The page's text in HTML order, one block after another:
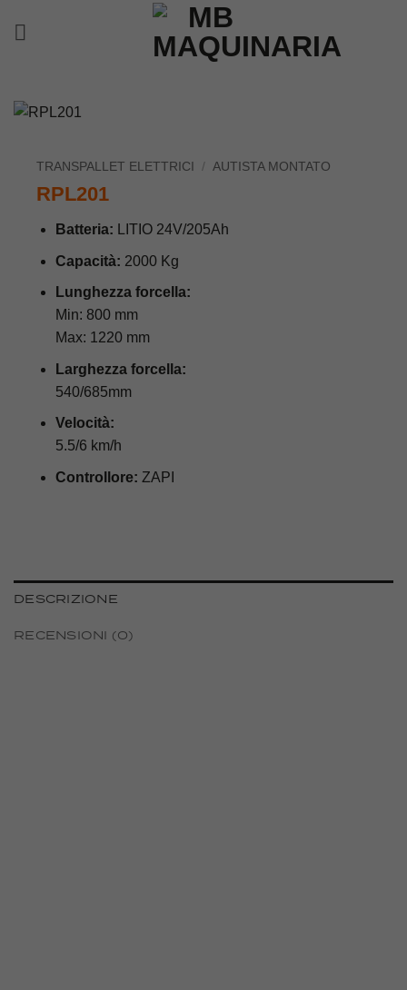
TRANSPALLET ELETTRICI / AUTISTA MONTATO
RPL201
Batteria: LITIO 24V/205Ah
Capacità: 2000 Kg
Lunghezza forcella:
Min: 800 mm
Max: 1220 mm
Larghezza forcella:
540/685mm
Velocità:
5.5/6 km/h
Controllore: ZAPI
DESCRIZIONE
RECENSIONI (0)